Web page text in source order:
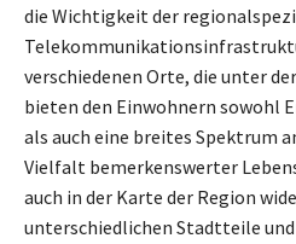
die Wichtigkeit der
verschiedenen Orte, die unter
bieten den Einwohnern sowohl
als auch eine breites Spektrum
Vielfalt bemerkenswerter
auch in der Karte der Region
unterschiedlichen Stadtteile